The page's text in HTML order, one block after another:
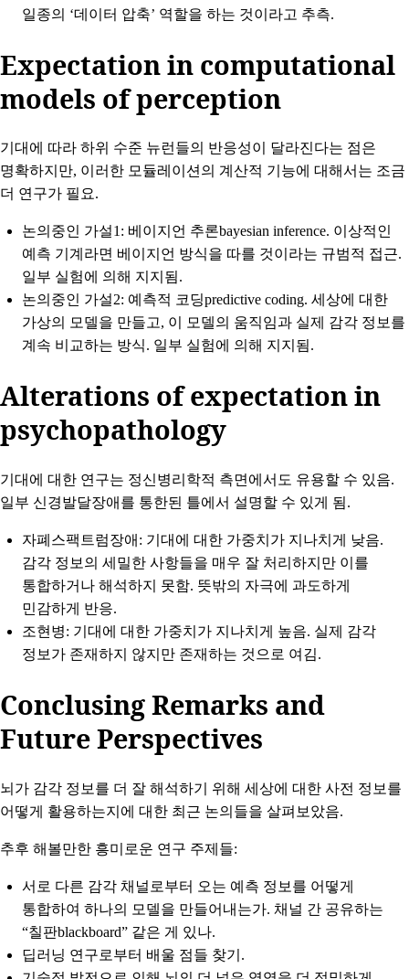
일종의 ‘데이터 압축’ 역할을 하는 것이라고 추측.
Expectation in computational
models of perception
기대에 따라 하위 수준 뉴런들의 반응성이 달라진다는 점은
명확하지만, 이러한 모듈레이션의 계산적 기능에 대해서는 조금
더 연구가 필요.
논의중인 가설1: 베이지언 추론bayesian inference. 이상적인
예측 기계라면 베이지언 방식을 따를 것이라는 규범적 접근.
일부 실험에 의해 지지됨.
논의중인 가설2: 예측적 코딩predictive coding. 세상에 대한
가상의 모델을 만들고, 이 모델의 움직임과 실제 감각 정보를
계속 비교하는 방식. 일부 실험에 의해 지지됨.
Alterations of expectation in
psychopathology
기대에 대한 연구는 정신병리학적 측면에서도 유용할 수 있음.
일부 신경발달장애를 통한된 틀에서 설명할 수 있게 됨.
자폐스팩트럼장애: 기대에 대한 가중치가 지나치게 낮음.
감각 정보의 세밀한 사항들을 매우 잘 처리하지만 이를
통합하거나 해석하지 못함. 뜻밖의 자극에 과도하게
민감하게 반응.
조현병: 기대에 대한 가중치가 지나치게 높음. 실제 감각
정보가 존재하지 않지만 존재하는 것으로 여김.
Conclusing Remarks and
Future Perspectives
뇌가 감각 정보를 더 잘 해석하기 위해 세상에 대한 사전 정보를
어떻게 활용하는지에 대한 최근 논의들을 살펴보았음.
추후 해볼만한 흥미로운 연구 주제들:
서로 다른 감각 채널로부터 오는 예측 정보를 어떻게
통합하여 하나의 모델을 만들어내는가. 채널 간 공유하는
“칠판blackboard” 같은 게 있나.
딥러닝 연구로부터 배울 점들 찾기.